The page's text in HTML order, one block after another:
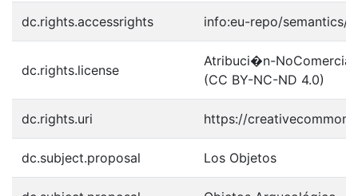
dc.rights.accessrights info:eu-repo/semantics/
dc.rights.license
Atribuci�n-
(CC BY-NC-ND 4.0)
dc.rights.uri https://
dc.subject.proposal Los Objetos